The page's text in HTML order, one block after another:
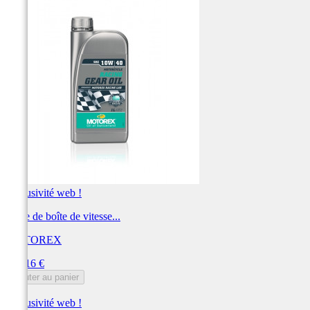
Exclusivité web !
Huile de boîte de vitesse...
MOTOREX
307,16 €
Ajouter au panier
Exclusivité web !